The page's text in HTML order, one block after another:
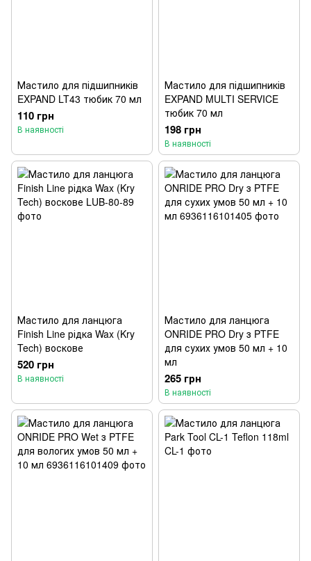
Мастило для підшипників
EXPAND LT43 тюбик 70 мл
110 грн
В наявності
Мастило для підшипників
EXPAND MULTI SERVICE
тюбик 70 мл
198 грн
В наявності
Мастило для ланцюга
Finish Line рідка Wax (Kry
Tech) воскове
520 грн
В наявності
Мастило для ланцюга
ONRIDE PRO Dry з PTFE
для сухих умов 50 мл + 10
мл
265 грн
В наявності